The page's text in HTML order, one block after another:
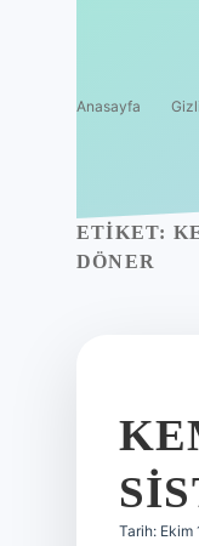
Anasayfa
ETIKET:
DÖNER
Tarih: Ekim